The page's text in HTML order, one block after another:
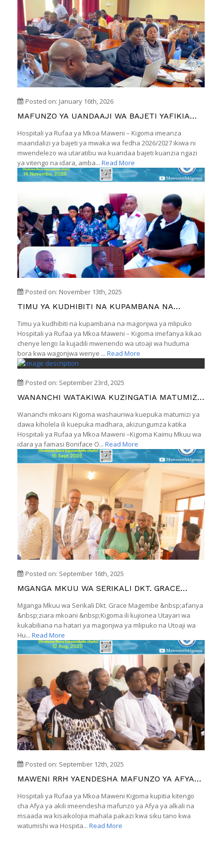
Posted on: January 16th, 2026
MAFUNZO YA UANDAAJI WA BAJETI YAFIKIA
Hospitali ya Rufaa ya Mkoa Maweni – Kigoma imeanza
maandalizi ya bajeti ya mwaka wa fedha 2026/2027 ikiwa ni
mwendelezo wa utaratibu wa kuandaa bajeti kuanzia ngazi
ya vitengo na idara, amba... Read More
Posted on: November 13th, 2025
TIMU YA KUDHIBITI NA KUPAMBANA NA
KUENDELEA KUBORESHA HUDUMA.
Timu ya kudhibiti na kupambana na magonjwa ya mlipuko
Hospitali ya Rufaa ya Mkoa Maweni – Kigoma imefanya kikao
chenye lengo la kujadili mwenendo wa utoaji wa huduma
bora kwa wagonjwa wenye ... Read More
Posted on: September 23rd, 2025
WANANCHI WATAKIWA KUZINGATIA MATUMIZI
Wananchi mkoani Kigoma washauriwa kuepuka matumizi ya
dawa kiholela ili kuepuka madhara, akizungumza katika
Hospitali ya Rufaa ya Mkoa Maweni –Kigoma Kaimu Mkuu wa
idara ya famasi Boniface O... Read More
Posted on: September 16th, 2025
MGANGA MKUU WA SERIKALI DKT. GRACE
HUDUMA MAWENI RRH
Mganga Mkuu wa Serikali Dkt. Grace Magembe &nbsp;afanya
&nbsp;ziara mkoani &nbsp;Kigoma ili kujionea Utayari wa
kukabiliana na hatari ya magonjwa ya mlipuko na Utoaji wa
Hu... Read More
Posted on: September 12th, 2025
MAWENI RRH YAENDESHA MAFUNZO YA AFYA
Hospitali ya Rufaa ya Mkoa Maweni Kigoma kupitia kitengo
cha Afya ya akili imeendesha mafunzo ya Afya ya alkali na
msaada wa kisaikolojia mahala pakazi kwa siku tano kwa
watumishi wa Hospita... Read More